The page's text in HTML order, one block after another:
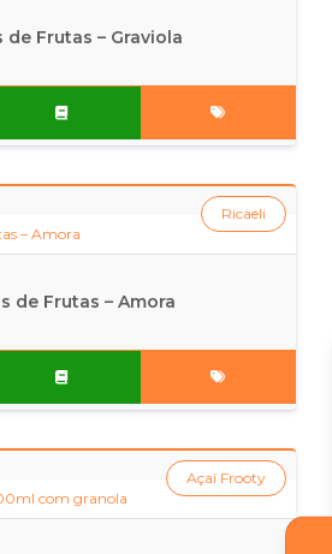
de Frutas – Graviola
de Frutas – Amora
Ricaeli
Açaí Frooty